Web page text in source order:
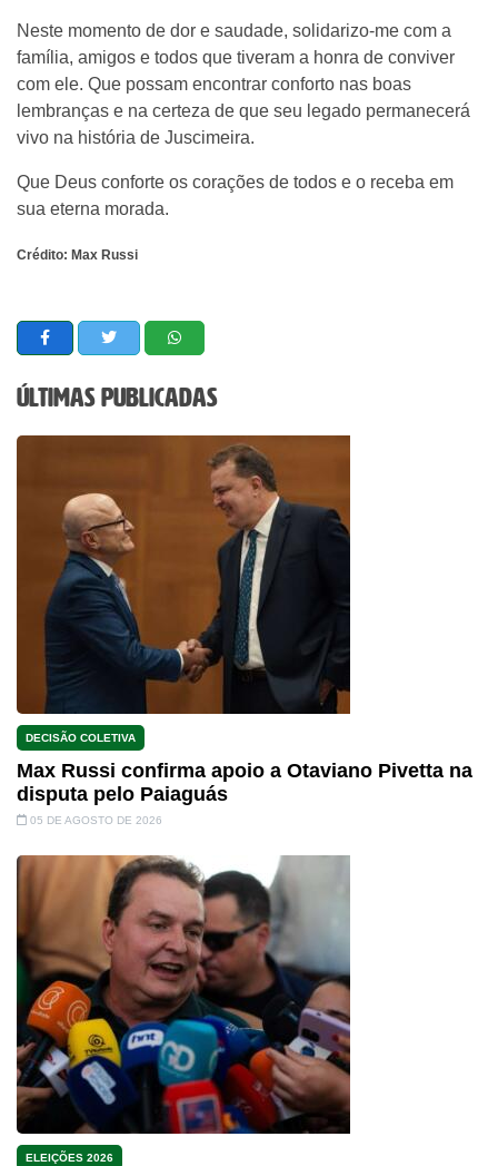
Neste momento de dor e saudade, solidarizo-me com a
família, amigos e todos que tiveram a honra de conviver
com ele. Que possam encontrar conforto nas boas
lembranças e na certeza de que seu legado permanecerá
vivo na história de Juscimeira.
Que Deus conforte os corações de todos e o receba em
sua eterna morada.
Crédito: Max Russi
Últimas Publicadas
DECISÃO COLETIVA
Max Russi confirma apoio a Otaviano Pivetta na
disputa pelo Paiaguás
05 DE AGOSTO DE 2026
ELEIÇÕES 2026